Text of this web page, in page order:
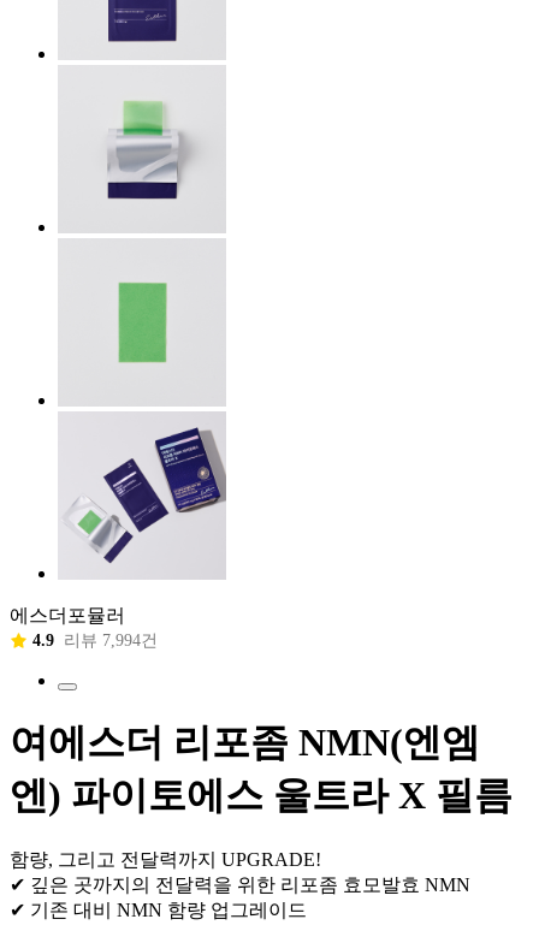
에스더포뮬러
4.9 리뷰 7,994건
여에스더 리포좀 NMN(엔엠
엔) 파이토에스 울트라 X 필름
함량, 그리고 전달력까지 UPGRADE!
✔ 깊은 곳까지의 전달력을 위한 리포좀 효모발효 NMN
✔ 기존 대비 NMN 함량 업그레이드